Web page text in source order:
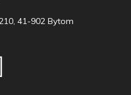
41-902 Bytom